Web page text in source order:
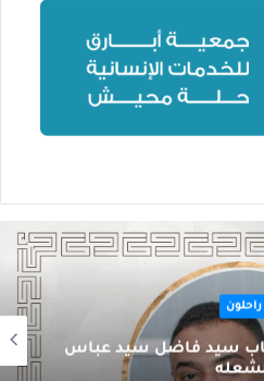
راحلون
سيد فاضل سيد عباس